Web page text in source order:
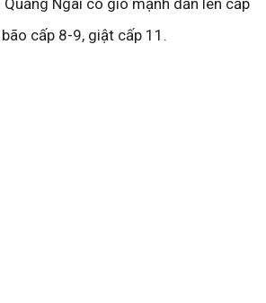
Ngãi có gió mạnh dần lên cấp
cấp 8-9, giật cấp 11.